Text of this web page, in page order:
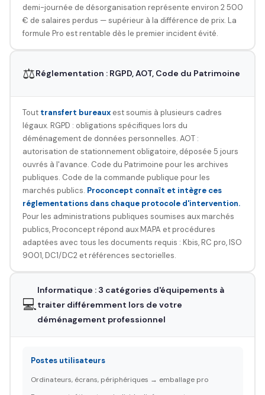
demi-journée de désorganisation représente environ 2 500
€ de salaires perdus — supérieur à la différence de prix. La
formule Pro est rentable dès le premier incident évité.
⚖️Réglementation : RGPD, AOT, Code du Patrimoine
Tout transfert bureauxest soumis à plusieurs cadres
légaux. RGPD : obligations spécifiques lors du
déménagement de données personnelles. AOT :
autorisation de stationnement obligatoire, déposée 5 jours
ouvrés à l'avance. Code du Patrimoine pour les archives
publiques. Code de la commande publique pour les
marchés publics. Proconcept connaît et intègre ces
réglementations dans chaque protocole d'intervention.
Pour les administrations publiques soumises aux marchés
publics, Proconcept répond aux MAPA et procédures
adaptées avec tous les documents requis : Kbis, RC pro, ISO
9001, DC1/DC2 et références sectorielles.
💻
Informatique : 3 catégories d'équipements à
traiter différemment lors de votre
déménagement professionnel
Postes utilisateurs
Ordinateurs, écrans, périphériques → emballage pro